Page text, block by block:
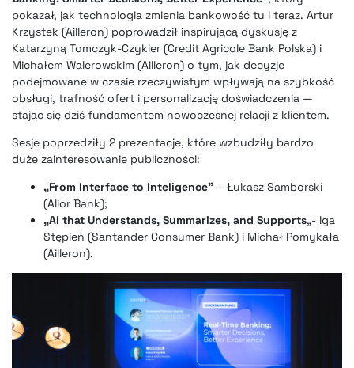
pokazał, jak technologia zmienia bankowość tu i teraz. Artur
Krzystek (Ailleron) poprowadził inspirującą dyskusję z
Katarzyną Tomczyk-Czykier (Credit Agricole Bank Polska) i
Michałem Walerowskim (Ailleron) o tym, jak decyzje
podejmowane w czasie rzeczywistym wpływają na szybkość
obsługi, trafność ofert i personalizację doświadczenia —
stając się dziś fundamentem nowoczesnej relacji z klientem.
Sesje poprzedziły 2 prezentacje, które wzbudziły bardzo
duże zainteresowanie publiczności:
„From Interface to Inteligence” – Łukasz Samborski
(Alior Bank);
„AI that Understands, Summarizes, and Supports„- Iga
Stępień (Santander Consumer Bank) i Michał Pomykała
(Ailleron).